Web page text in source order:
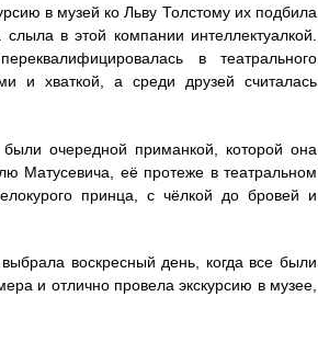
в музей ко Льву Толстому их подбила
в этой компании интеллектуалкой.
в театрального
и хваткой, а среди друзей считалась
очередной приманкой, которой она
Матусевича, её протеже в театральном
принца, с чёлкой до бровей и
воскресный день, когда все были
и отлично провела экскурсию в музее,